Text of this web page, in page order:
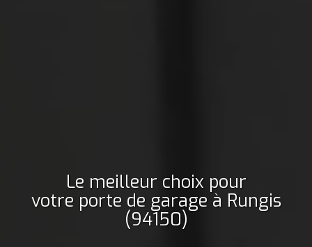
Le meilleur choix pour
votre porte de garage à Rungis
(94150)